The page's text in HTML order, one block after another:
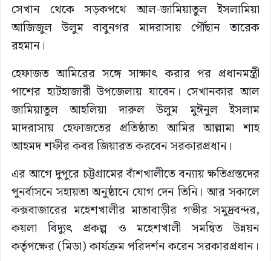
সেখান থেকে সড়কপথে আল-জামিয়াতুল ইসলামিয়া
আজিজুল উলুম বাবুনগর মাদরাসায় পৌঁছান তারেক
রহমান।
হেফাজত আমিরের সঙ্গে সাক্ষাৎ করার পর প্রধানমন্ত্রী
পাশের হাটহাজারী উপজেলায় যাবেন। সেখানকার আল
জামিয়াতুল আহলিয়া দারুল উলুম মুঈনুল ইসলাম
মাদরাসায় হেফাজতের প্রতিষ্ঠাতা আমির আল্লামা শাহ
আহমদ শফীর কবর জিয়ারত করবেন সরকারপ্রধান।
এর আগে দুপুরে চট্টগ্রামের বাঁশখালীতে বন্যায় ক্ষতিগ্রস্তদের
পুনর্বাসনে সহায়তা অনুষ্ঠানে যোগ দেন তিনি। আর সকালে
কক্সবাজারের মহেশখালীর মাতাবাড়ীর গভীর সমুদ্রবন্দর,
কয়লা বিদ্যুৎ প্রকল্প ও মহেশখালী সমন্বিত উন্নয়ন
কর্তৃপক্ষের (মিডা) কার্যক্রম পরিদর্শন করেন সরকারপ্রধান।